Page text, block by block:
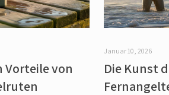
Vorteile von
Januar 10, 2026
Die Kunst